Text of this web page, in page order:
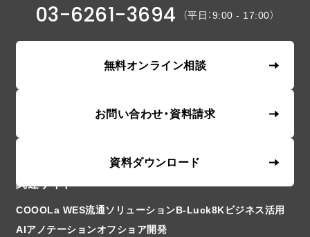
03-6261-3694 （平日：9:00 - 17:00）
無料オンライン相談
お問い合わせ・資料請求
資料ダウンロード
関連サイト
COOOLa WES流通ソリューションB-Luck8Kビジネス活用
AIアノテーションオフショア開発